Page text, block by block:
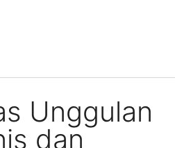
Unggulan
dan